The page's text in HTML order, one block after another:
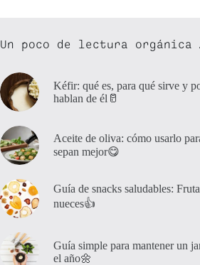
Un poco de lectura orgánica
Kéfir: qué es, para qué sirve y
hablan de él🥛
Aceite de oliva: cómo usarlo
sepan mejor😋
Guía de snacks saludables:
nueces👍
Guía simple para mantener un
el año🌼